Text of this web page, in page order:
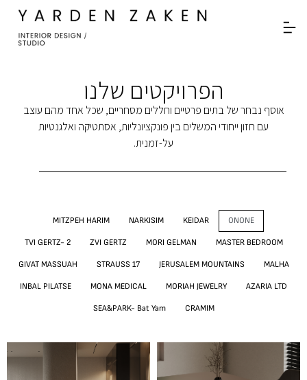
הפרויקטים שלנו
אוסף נבחר של בתים פרטיים וחללים מסחריים, שכל אחד מהם עוצב
עם חזון ייחודי המשלים בין פונקציונליות, אסתטיקה ואלגנטיות
על-זמנית.
ONONE
KEIDAR
NARKISIM
MITZPEH HARIM
MASTER BEDROOM
MORI GELMAN
ZVI GERTZ
TVI GERTZ- 2
MALHA
JERUSALEM MOUNTAINS
STRAUSS 17
GIVAT MASSUAH
AZARIA LTD
MORIAH JEWELRY
MONA MEDICAL
INBAL PILATSE
CRAMIM
SEA&PARK- Bat Yam